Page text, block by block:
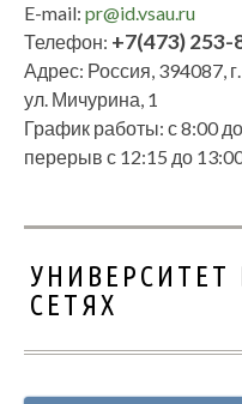
E-mail: pr@id.vsau.ru
Телефон: +7(473) 253-
Адрес: Россия, 394087,
ул. Мичурина, 1
График работы: с 8:00
перерыв с 12:15 до
СЕТЯХ